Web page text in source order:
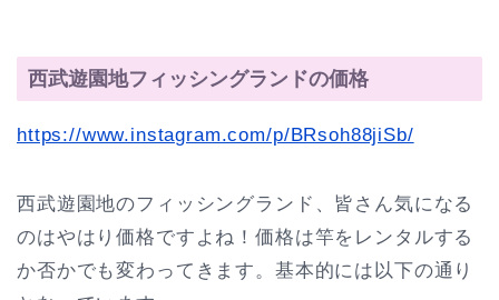
西武遊園地フィッシングランドの価格
https://www.instagram.com/p/BRsoh88jiSb/
西武遊園地のフィッシングランド、皆さん気になる
のはやはり価格ですよね！価格は竿をレンタルする
か否かでも変わってきます。基本的には以下の通り